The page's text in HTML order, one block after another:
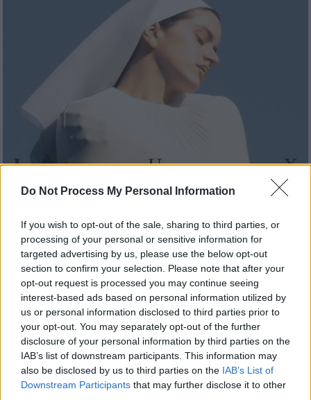
Do Not Process My Personal Information
If you wish to opt-out of the sale, sharing to third parties, or
processing of your personal or sensitive information for
targeted advertising by us, please use the below opt-out
section to confirm your selection. Please note that after your
opt-out request is processed you may continue seeing
interest-based ads based on personal information utilized by
us or personal information disclosed to third parties prior to
your opt-out. You may separately opt-out of the further
disclosure of your personal information by third parties on the
IAB’s list of downstream participants. This information may
also be disclosed by us to third parties on the IAB’s List of
Downstream Participants that may further disclose it to other
Μουσική|09.11.2025 11:35
άλμπουμ-όραμα ανάμεσα στο ιερό και το
βέβηλο
Με το «Lux», η Ισπανίδα σταρ υπερβαίνει τον
εαυτό της και μετατρέπει τη μουσική σε
τελετουργία